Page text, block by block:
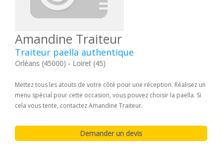
Amandine Traiteur
Traiteur paella authentique
Orléans (45000) - Loiret (45)
Mettez tous les atouts de votre côté pour une réception. Réalisez un
menu spécial pour cette occasion, vous pouvez choisir la paella. Si
cela vous tente, contactez Amandine Traiteur.